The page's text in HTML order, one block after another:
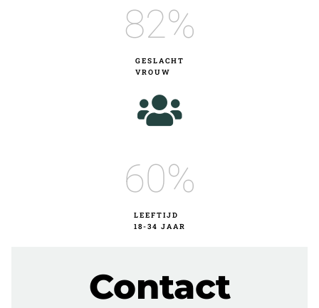
GESLACHT
VROUW
82%
LEEFTIJD
18-34 JAAR
60%
Contact